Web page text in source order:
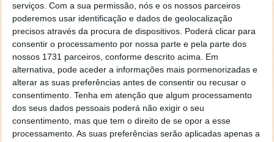
serviços. Com a sua permissão, nós e os nossos parceiros
poderemos usar identificação e dados de geolocalização
precisos através da procura de dispositivos. Poderá clicar para
consentir o processamento por nossa parte e pela parte dos
nossos 1731 parceiros, conforme descrito acima. Em
alternativa, pode aceder a informações mais pormenorizadas e
alterar as suas preferências antes de consentir ou recusar o
consentimento. Tenha em atenção que algum processamento
dos seus dados pessoais poderá não exigir o seu
consentimento, mas que tem o direito de se opor a esse
processamento. As suas preferências serão aplicadas apenas a
Na mesma entrevista, o cofundador do restaurante
partilhou que "as pessoas são normalmente muito
recetivas e praticamente 90% optaram por deixar o
seu telemóvel na caixa, depois de lhes termos
apresentado a proposta".
Os clientes vão aos restaurantes não só pela
comida, mas também pela experiência. Por
isso, quando lhes propomos este desafio,
ficam intrigados e querem experimentar.